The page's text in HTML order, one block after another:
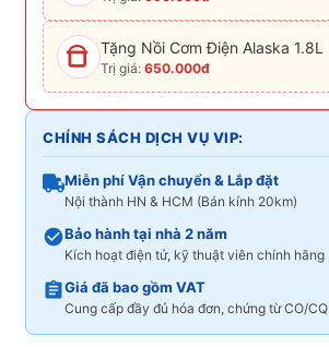
Tặng Nồi Cơm Điện Alaska 1.8L
Trị giá: 650.000đ
CHÍNH SÁCH DỊCH VỤ VIP:
Miễn phí Vận chuyển & Lắp đặt
Nội thành HN & HCM (Bán kính 20km)
Bảo hành tại nhà 2 năm
Kích hoạt điện tử, kỹ thuật viên chính hãng
Giá đã bao gồm VAT
Cung cấp đầy đủ hóa đơn, chứng từ CO/CQ